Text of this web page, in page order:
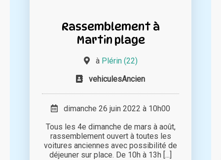
Rassemblement à
Martin plage
à Plérin (22)
vehiculesAncien
dimanche 26 juin 2022 à 10h00
Tous les 4e dimanche de mars à août,
rassemblement ouvert à toutes les
voitures anciennes avec possibilité de
déjeuner sur place. De 10h à 13h [...]